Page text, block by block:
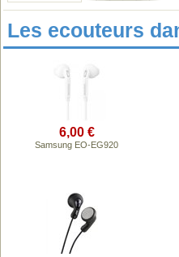
Les ecouteurs
6,00 €
Samsung EO-EG920